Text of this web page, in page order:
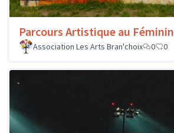
Parcours Artistique au Féminin
Association Les Arts Bran'choix
0 0